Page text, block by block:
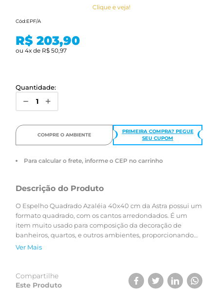
Clique e veja!
Cód:EPF/A
R$ 203,90
ou 4x de R$ 50,97
Quantidade:
COMPRE O AMBIENTE
PRIMEIRA COMPRA? PEGUE
SEU CUPOM
Para calcular o frete, informe o CEP no carrinho
Descrição do Produto
O Espelho Quadrado Azaléia 40x40 cm da Astra possui um
formato quadrado, com os cantos arredondados. É um
item muito usado para composição da decoração de
banheiros, quartos, e outros ambientes, proporcionando
uma sensação de amplitude do ambiente.
Ver Mais
Compartilhe
Este Produto